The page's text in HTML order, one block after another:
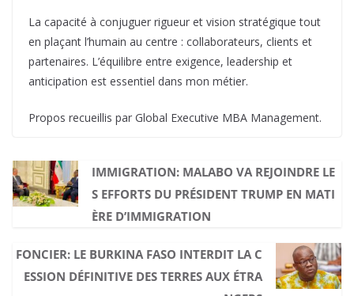
La capacité à conjuguer rigueur et vision stratégique tout
en plaçant l’humain au centre : collaborateurs, clients et
partenaires. L’équilibre entre exigence, leadership et
anticipation est essentiel dans mon métier.
Propos recueillis par Global Executive MBA Management.
IMMIGRATION: MALABO VA REJOINDRE LE
S EFFORTS DU PRÉSIDENT TRUMP EN MATI
ÈRE D’IMMIGRATION
FONCIER: LE BURKINA FASO INTERDIT LA C
ESSION DÉFINITIVE DES TERRES AUX ÉTRA